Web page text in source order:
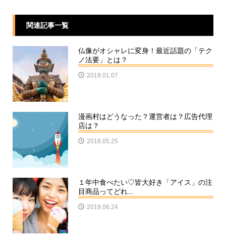
関連記事一覧
仏像がオシャレに変身！最近話題の「テク
ノ法要」とは？
2019.01.07
漫画村はどうなった？運営者は？広告代理
店は？
2018.05.25
１年中食べたい♡皆大好き「アイス」の注
目商品ってどれ...
2019.06.24